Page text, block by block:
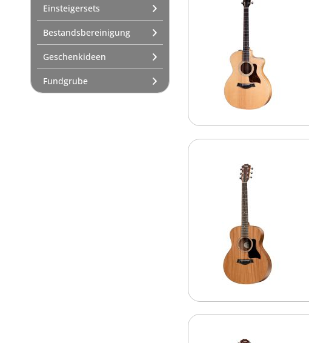
Merchandising / Gifts
Gebrauchtmarkt
Akustikgitarren & Zubehör gebraucht
Geschenkideen
Einsteigersets
Bestandsbereinigung
Geschenkideen
Fundgrube